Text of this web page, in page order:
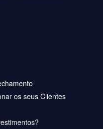
os seus Clientes